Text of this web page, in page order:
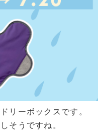
リーボックスです。
そうですね。